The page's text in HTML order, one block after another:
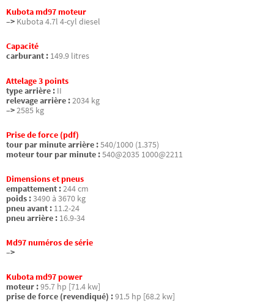
Kubota md97 moteur
–> Kubota 4.7l 4-cyl diesel
Capacité
carburant : 149.9 litres
Attelage 3 points
type arrière : II
relevage arrière :2034 kg
–>2585 kg
Prise de force (pdf)
tour par minute arrière :540/1000 (1.375)
moteur tour par minute :540@2035 1000@2211
Dimensions et pneus
empattement :244 cm
poids :3490 à 3670 kg
pneu avant : 11.2-24
pneu arrière : 16.9-34
Md97 numéros de série
–>
Kubota md97 power
moteur :95.7 hp [71.4 kw]
prise de force (revendiqué) :91.5 hp [68.2 kw]